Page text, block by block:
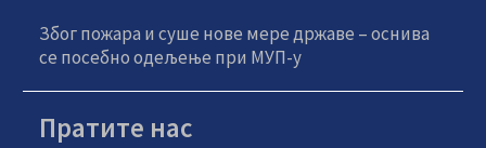
Због пожара и суше нове мере државе – оснива
се посебно одељење при МУП-у
Пратите нас